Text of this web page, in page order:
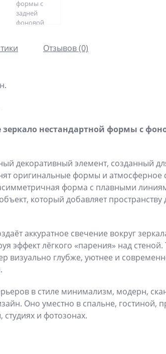
Отзывов (0)
зеркало нестандартной формы с
декоративный элемент, созданный
оригинальные формы и атмосферное
форма с плавными
который добавляет пространству
аккуратное свечение вокруг
эффект лёгкого «парения» над стеной.
визуально глубже, уютнее и
в стиле минимализм, модерн,
Оно уместно в спальне, гостиной,
и фотозонах.